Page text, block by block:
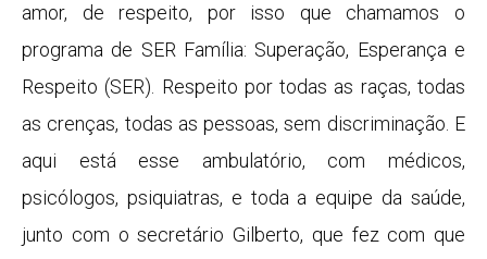
amor, de respeito, por isso que chamamos o
programa de SER Família: Superação, Esperança e
Respeito (SER). Respeito por todas as raças, todas
as crenças, todas as pessoas, sem discriminação. E
aqui está esse ambulatório, com médicos,
psicólogos, psiquiatras, e toda a equipe da saúde,
junto com o secretário Gilberto, que fez com que